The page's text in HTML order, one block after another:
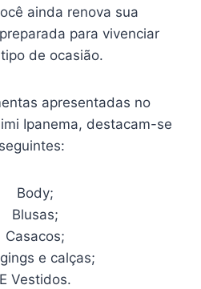
ainda renova sua
para vivenciar
de ocasião.
apresentadas no
Ipanema, destacam-se
Body;
Blusas;
Casacos;
e calças;
E Vestidos.